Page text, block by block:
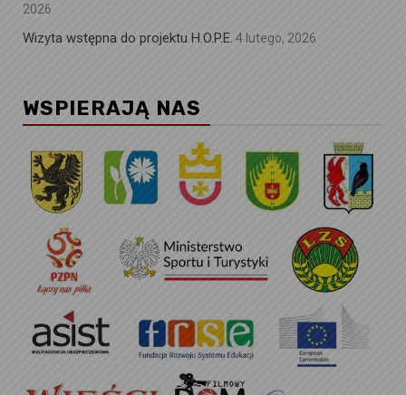
2026
Wizyta wstępna do projektu H.O.P.E. 4 lutego, 2026
WSPIERAJĄ NAS